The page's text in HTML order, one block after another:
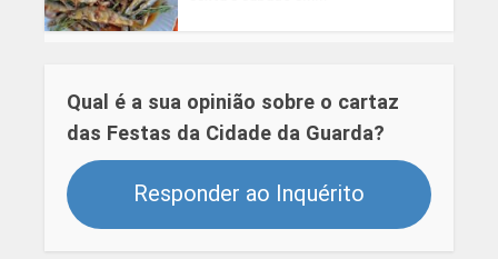
Qual é a sua opinião sobre o cartaz
das Festas da Cidade da Guarda?
Responder ao Inquérito